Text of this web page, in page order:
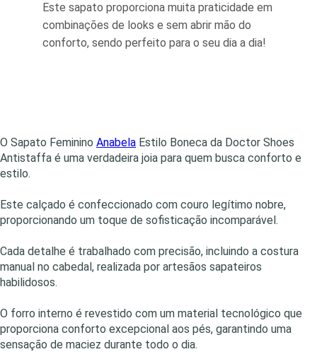
Este sapato proporciona muita praticidade em
combinações de looks e sem abrir mão do
conforto, sendo perfeito para o seu dia a dia!
O Sapato Feminino Anabela Estilo Boneca da Doctor Shoes
Antistaffa é uma verdadeira joia para quem busca conforto e
estilo.
Este calçado é confeccionado com couro legítimo nobre,
proporcionando um toque de sofisticação incomparável.
Cada detalhe é trabalhado com precisão, incluindo a costura
manual no cabedal, realizada por artesãos sapateiros
habilidosos.
O forro interno é revestido com um material tecnológico que
proporciona conforto excepcional aos pés, garantindo uma
sensação de maciez durante todo o dia.